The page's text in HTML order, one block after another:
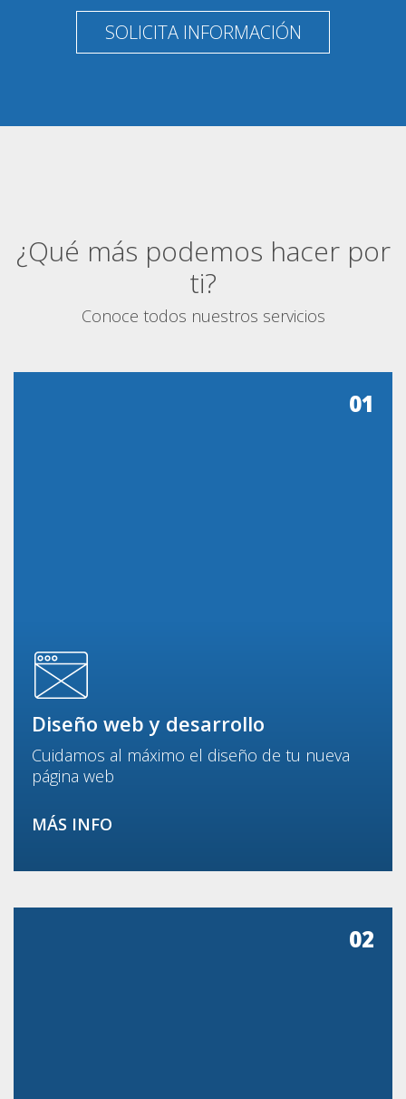
SOLICITA INFORMACIÓN
¿Qué más podemos hacer por
ti?
Conoce todos nuestros servicios
01
Diseño web y desarrollo
Cuidamos al máximo el diseño de tu nueva
página web
MÁS INFO
02